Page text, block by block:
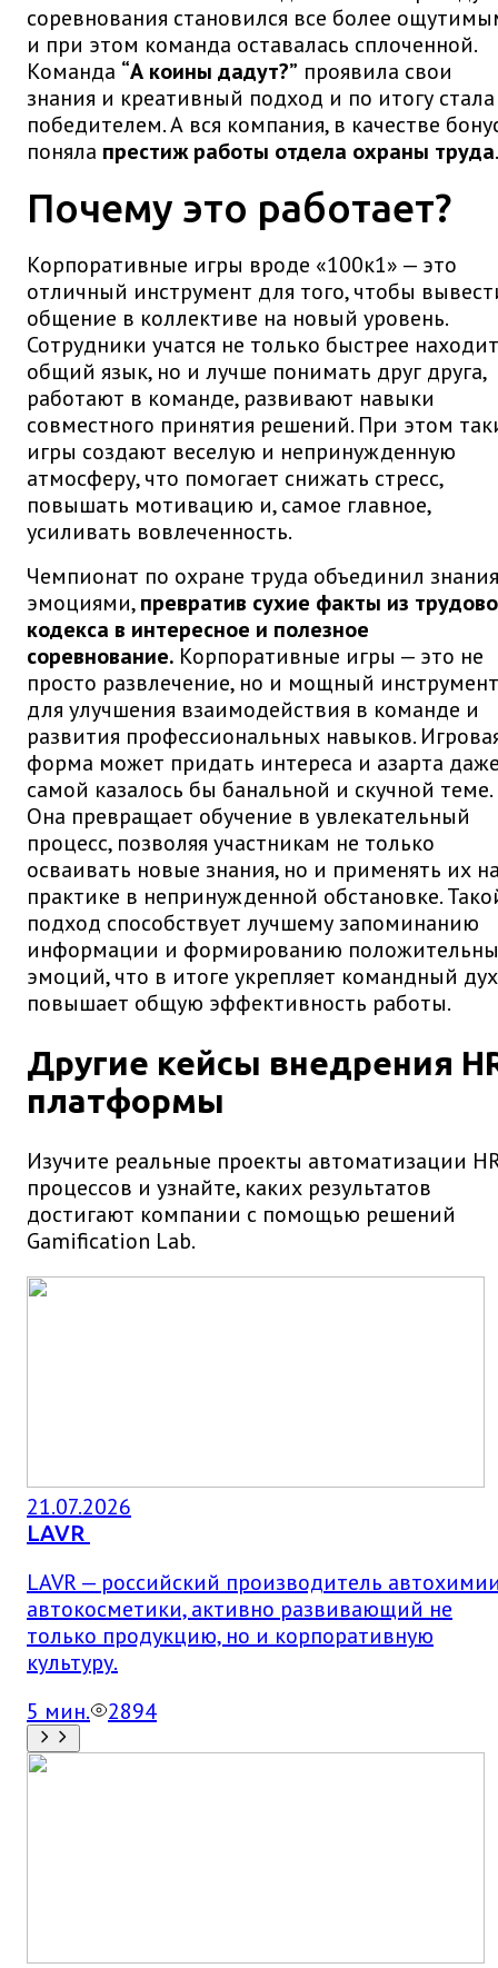
соревнования становился все более
и при этом команда оставалась сплоченной.
Команда “А коины дадут?” проявила свои
знания и креативный подход и по итогу стала
победителем. А вся компания, в качестве
поняла престиж работы отдела охраны труда.
Почему это работает?
Корпоративные игры вроде «100к1» — это
отличный инструмент для того, чтобы
общение в коллективе на новый уровень.
Сотрудники учатся не только быстрее
общий язык, но и лучше понимать друг друга,
работают в команде, развивают навыки
совместного принятия решений. При этом
игры создают веселую и непринужденную
атмосферу, что помогает снижать стресс,
повышать мотивацию и, самое главное,
усиливать вовлеченность.
Чемпионат по охране труда объединил
эмоциями,превратив сухие факты из
кодекса в интересное и полезное
соревнование. Корпоративные игры — это не
просто развлечение, но и мощный инструмент
для улучшения взаимодействия в команде и
развития профессиональных навыков.
форма может придать интереса и азарта
самой казалось бы банальной и скучной теме.
Она превращает обучение в увлекательный
процесс, позволяя участникам не только
осваивать новые знания, но и применять их
практике в непринужденной обстановке.
подход способствует лучшему запоминанию
информации и формированию
эмоций, что в итоге укрепляет командный
повышает общую эффективность работы.
Другие кейсы внедрения
платформы
Изучите реальные проекты автоматизации
процессов и узнайте, каких результатов
достигают компании с помощью решений
Gamification Lab.
21.07.2026
LAVR
LAVR — российский производитель
автокосметики, активно развивающий не
только продукцию, но и корпоративную
культуру.
5 мин. 2894